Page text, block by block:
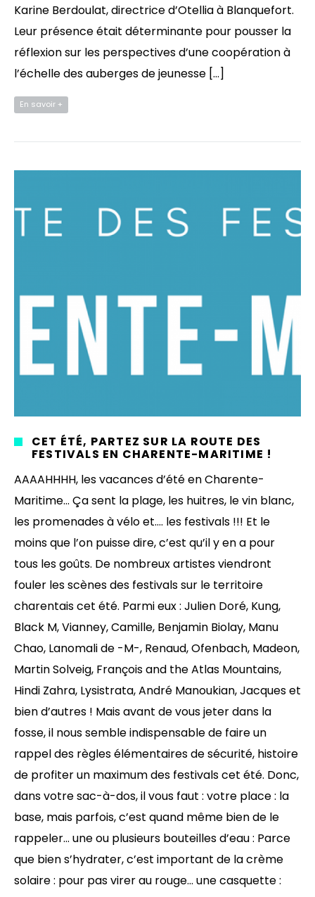
Karine Berdoulat, directrice d’Otellia à Blanquefort.
Leur présence était déterminante pour pousser la
réflexion sur les perspectives d’une coopération à
l’échelle des auberges de jeunesse […]
En savoir +
CET ÉTÉ, PARTEZ SUR LA ROUTE DES
FESTIVALS EN CHARENTE-MARITIME !
AAAAHHHH, les vacances d’été en Charente-
Maritime… Ça sent la plage, les huitres, le vin blanc,
les promenades à vélo et…. les festivals !!! Et le
moins que l’on puisse dire, c’est qu’il y en a pour
tous les goûts. De nombreux artistes viendront
fouler les scènes des festivals sur le territoire
charentais cet été. Parmi eux : Julien Doré, Kung,
Black M, Vianney, Camille, Benjamin Biolay, Manu
Chao, Lanomali de -M-, Renaud, Ofenbach, Madeon,
Martin Solveig, François and the Atlas Mountains,
Hindi Zahra, Lysistrata, André Manoukian, Jacques et
bien d’autres ! Mais avant de vous jeter dans la
fosse, il nous semble indispensable de faire un
rappel des règles élémentaires de sécurité, histoire
de profiter un maximum des festivals cet été. Donc,
dans votre sac-à-dos, il vous faut : votre place : la
base, mais parfois, c’est quand même bien de le
rappeler… une ou plusieurs bouteilles d’eau : Parce
que bien s’hydrater, c’est important de la crème
solaire : pour pas virer au rouge… une casquette :